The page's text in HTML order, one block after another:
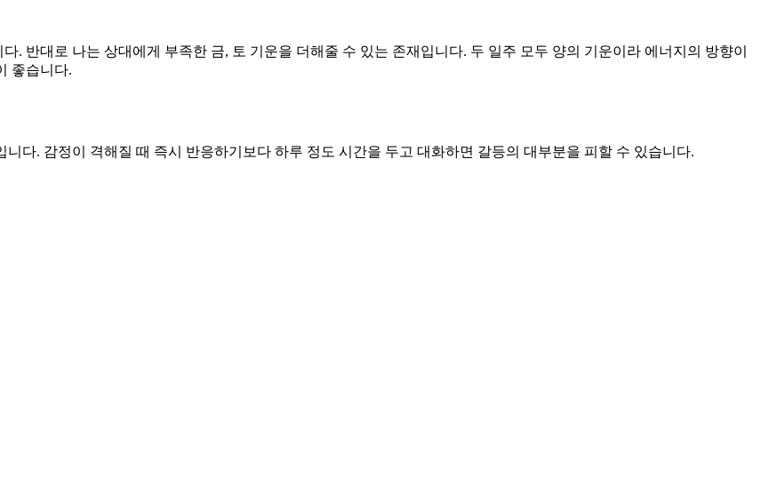
. 반대로 나는 상대에게 부족한 금, 토 기운을 더해줄 수 있는 존재입니다. 두 일주 모두 양의 기운이라 에너지의 방향이
좋습니다.
다. 감정이 격해질 때 즉시 반응하기보다 하루 정도 시간을 두고 대화하면 갈등의 대부분을 피할 수 있습니다.